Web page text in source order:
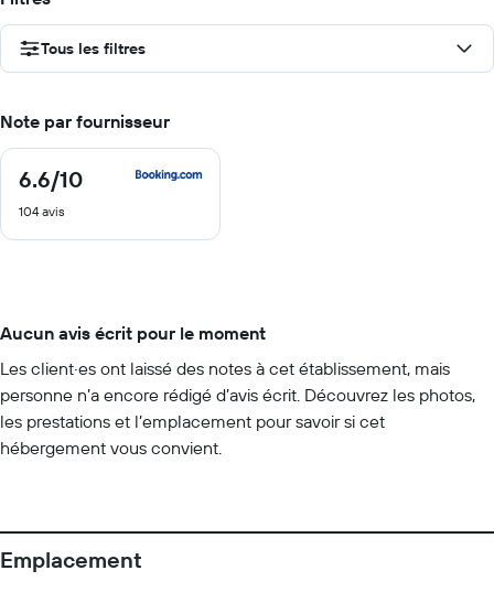
Tous les filtres
Note par fournisseur
6.6/10
6.6
10
104 avis
Aucun avis écrit pour le moment
Les client·es ont laissé des notes à cet établissement, mais
personne n’a encore rédigé d’avis écrit. Découvrez les photos,
les prestations et l’emplacement pour savoir si cet
hébergement vous convient.
Emplacement